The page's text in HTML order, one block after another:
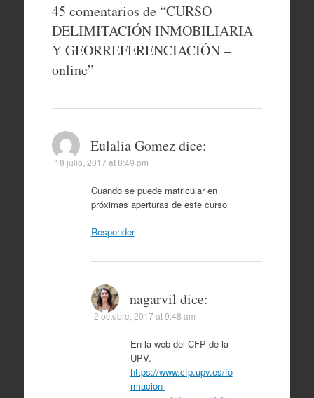
45 comentarios de “CURSO
DELIMITACIÓN INMOBILIARIA
Y GEORREFERENCIACIÓN –
online”
Eulalia Gomez dice:
18 julio, 2017 at 8:49 pm
Cuando se puede matricular en
próximas aperturas de este curso
Responder
nagarvil dice:
2 octubre, 2017 at 9:48 am
En la web del CFP de la
UPV.
https://www.cfp.upv.es/fo
rmacion-